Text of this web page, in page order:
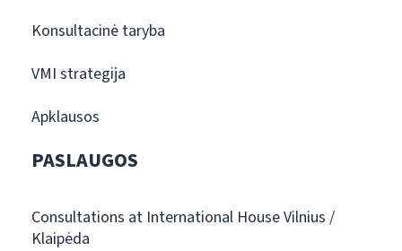
Konsultacinė taryba
VMI strategija
Apklausos
PASLAUGOS
Consultations at International House Vilnius /
Klaipėda